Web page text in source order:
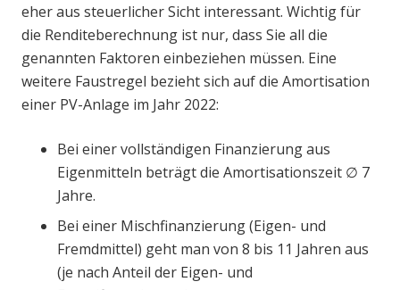
eher aus steuerlicher Sicht interessant. Wichtig für
die Renditeberechnung ist nur, dass Sie all die
genannten Faktoren einbeziehen müssen. Eine
weitere Faustregel bezieht sich auf die Amortisation
einer PV-Anlage im Jahr 2022:
Bei einer vollständigen Finanzierung aus
Eigenmitteln beträgt die Amortisationszeit ∅ 7
Jahre.
Bei einer Mischfinanzierung (Eigen- und
Fremdmittel) geht man von 8 bis 11 Jahren aus
(je nach Anteil der Eigen- und